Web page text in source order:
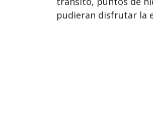
pudieran disfrutar la